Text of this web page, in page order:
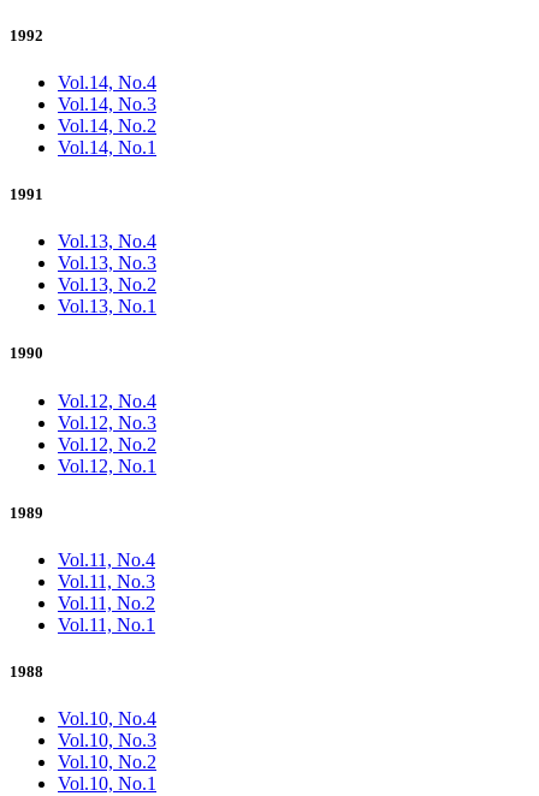
1992
Vol.14, No.4
Vol.14, No.3
Vol.14, No.2
Vol.14, No.1
1991
Vol.13, No.4
Vol.13, No.3
Vol.13, No.2
Vol.13, No.1
1990
Vol.12, No.4
Vol.12, No.3
Vol.12, No.2
Vol.12, No.1
1989
Vol.11, No.4
Vol.11, No.3
Vol.11, No.2
Vol.11, No.1
1988
Vol.10, No.4
Vol.10, No.3
Vol.10, No.2
Vol.10, No.1